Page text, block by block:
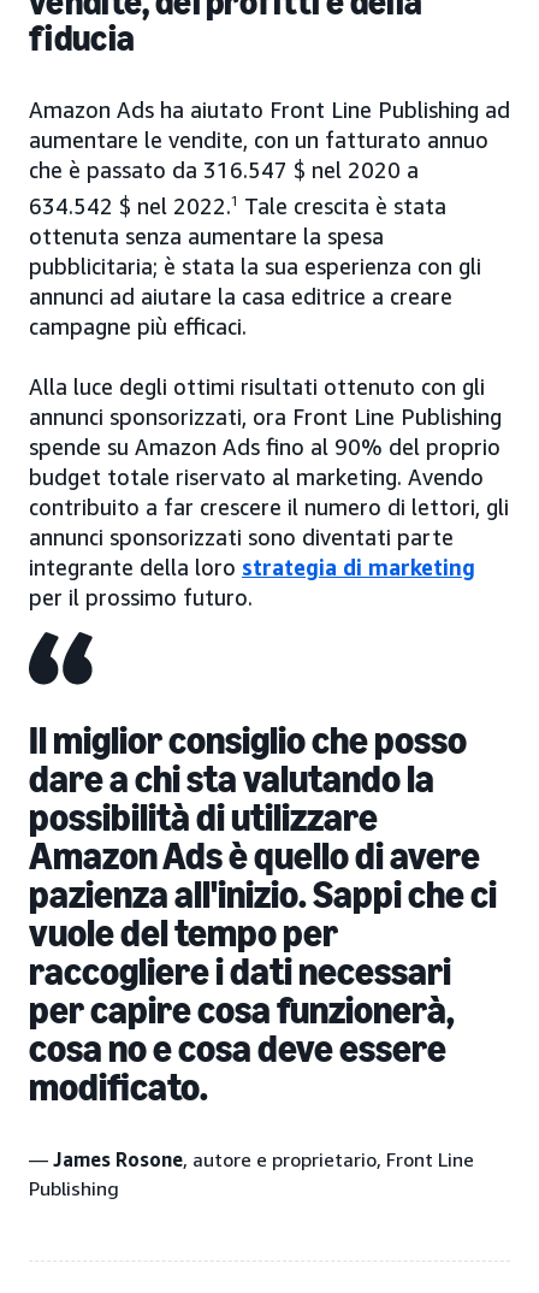
fiducia
Amazon Ads ha aiutato Front Line Publishing ad
aumentare le vendite, con un fatturato annuo
che è passato da 316.547 $ nel 2020 a
634.542 $ nel 2022.1
Tale crescita è stata
ottenuta senza aumentare la spesa
pubblicitaria; è stata la sua esperienza con gli
annunci ad aiutare la casa editrice a creare
campagne più efficaci.
Alla luce degli ottimi risultati ottenuto con gli
annunci sponsorizzati, ora Front Line Publishing
spende su Amazon Ads fino al 90% del proprio
budget totale riservato al marketing. Avendo
contribuito a far crescere il numero di lettori, gli
annunci sponsorizzati sono diventati parte
integrante della loro strategia di marketing
per il prossimo futuro.
Il miglior consiglio che posso
dare a chi sta valutando la
possibilità di utilizzare
Amazon Ads è quello di avere
pazienza all'inizio. Sappi che ci
vuole del tempo per
raccogliere i dati necessari
per capire cosa funzionerà,
cosa no e cosa deve essere
modificato.
— James Rosone, autore e proprietario, Front Line
Publishing